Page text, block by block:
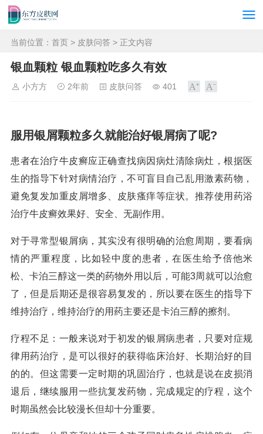
当前位置： 首页 > 皮肤问答 > 正文内容
银血颗粒 银血颗粒吃多久有效
小方方 2年前 皮肤问答 401
服用银屑颗粒多久就能治好银屑病了呢?
患者在治疗牛皮癣应正确查找病因病灶清除病灶，根据医
生的指导下针对病情治疗，不可盲目自己乱用激素药物，
避免复发加重皮屑增多、皮肤瘙痒等症状。推荐使用药浴
治疗牛皮癣效果好、安全、无副作用。
对于寻常型银屑病，其实没有很明确的治愈周期，要看病
情的严重程度，比如轻中度的患者，在医生给予倍他米
松、卡泊三醇这一类的药物外用以后，可能3周就可以治愈
了，但是后期还是很容易复发的，所以要在医生的指导下
维持治疗，维持治疗的用药主要还是卡泊三醇的擦剂。
疗程不足：一般来说对于初发的银屑病患者，只要对症规
律用药治疗，是可以很好的获得临床治好、长期治好的目
的的。但这需要一定时期的巩固治疗，也就是说在皮损消
退后，继续服用一些抗复发药物，完成规定的疗程，这个
时期虽然会比较漫长但却十分重要。